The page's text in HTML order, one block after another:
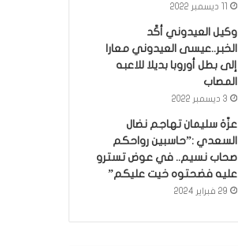
وكيل العيدوني أكّد
الخبر..عيسى العيدوني معارا
إلى بطل أوروبا بديلا للاعبه
المصاب
3 ديسمبر 2022
عزّة سليمان تهاجم نضال
السعدي :”حاسبين رواحكم
صحاب نسيم.. في عوض تسترو
عليه فضحتوه خيت عليكم”
29 فبراير 2024